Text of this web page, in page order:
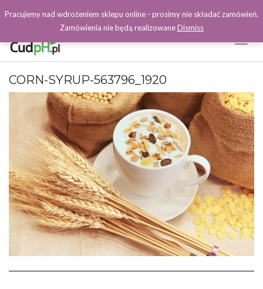
Facebook
CORN-SYRUP-563796_1920
Pracujemy nad wdrożeniem sklepu online - prosimy nie składać zamówień.
Zamówienia nie będą realizowaneDismiss